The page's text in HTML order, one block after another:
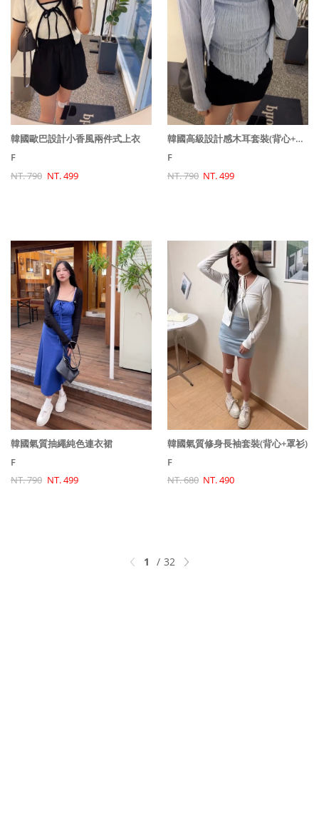
韓國歐巴設計小香風兩件式上衣
F
NT. 790 NT. 499
韓國高級設計感木耳套裝(背心+罩衫)
F
NT. 790 NT. 499
韓國氣質抽繩純色連衣裙
F
NT. 790 NT. 499
韓國氣質修身長袖套裝(背心+罩衫)
F
NT. 680 NT. 490
1 32